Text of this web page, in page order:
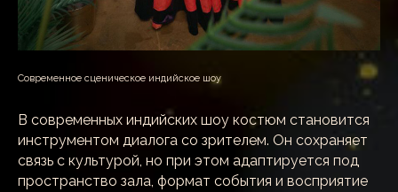
Современное сценическое индийское шоу
В современных индийских шоу костюм становится
инструментом диалога со зрителем. Он сохраняет
связь с культурой, но при этом адаптируется под
пространство зала, формат события и восприятие